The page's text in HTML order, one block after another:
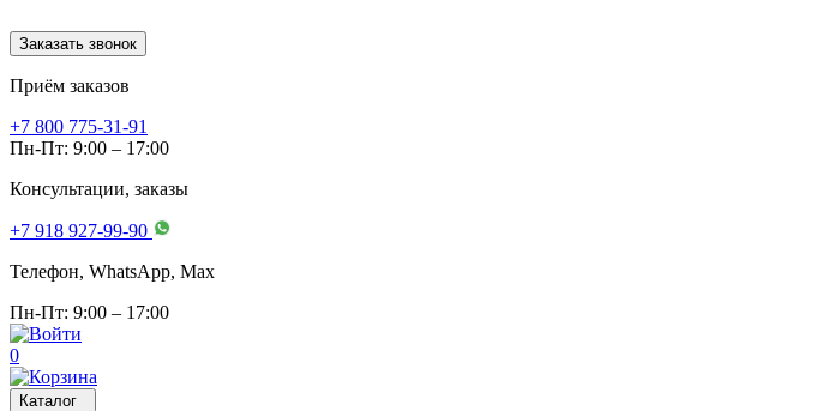
Заказать звонок
Приём заказов
+7 800 775-31-91
Пн-Пт: 9:00 – 17:00
Консультации, заказы
+7 918 927-99-90
Телефон, WhatsApp, Мах
Пн-Пт: 9:00 – 17:00
0
Каталог